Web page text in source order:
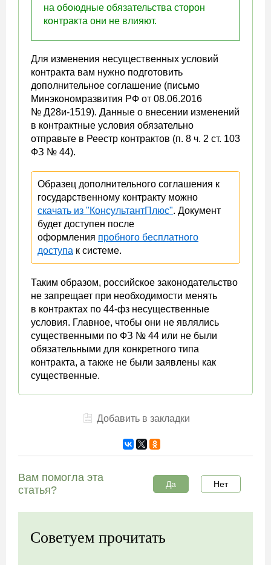
на обоюдные обязательства сторон
контракта они не влияют.
Для изменения несущественных условий
контракта вам нужно подготовить
дополнительное соглашение (письмо
Минэкономразвития РФ от 08.06.2016
№ Д28и-1519). Данные о внесении изменений
в контрактные условия обязательно
отправьте в Реестр контрактов (п. 8 ч. 2 ст. 103
ФЗ № 44).
Образец дополнительного соглашения к
государственному контракту можно
скачать из "КонсультантПлюс". Документ
будет доступен после
оформления пробного бесплатного
доступа к системе.
Таким образом, российское законодательство
не запрещает при необходимости менять
в контрактах по 44-фз несущественные
условия. Главное, чтобы они не являлись
существенными по ФЗ № 44 или не были
обязательными для конкретного типа
контракта, а также не были заявлены как
существенные.
Добавить в закладки
Вам помогла эта
статья?
Да Нет
Советуем прочитать